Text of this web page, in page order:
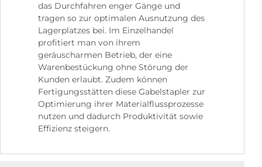
das Durchfahren enger Gänge und
tragen so zur optimalen Ausnutzung des
Lagerplatzes bei. Im Einzelhandel
profitiert man von ihrem
geräuscharmen Betrieb, der eine
Warenbestückung ohne Störung der
Kunden erlaubt. Zudem können
Fertigungsstätten diese Gabelstapler zur
Optimierung ihrer Materialflussprozesse
nutzen und dadurch Produktivität sowie
Effizienz steigern.